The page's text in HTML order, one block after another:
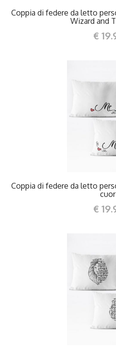
Coppia di federe da letto
Wizard and
€
DETTAGLI
Coppia di federe da letto
€
DETTAGLI